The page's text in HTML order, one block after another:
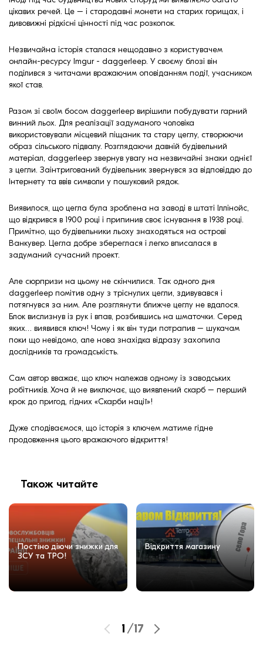
Клінкерная плитка
Будівельні суміші
цікавих речей. Це – і стародавні монети на старих горищах, і
дивовижні рідкісні цінності під час розкопок.
Незвичайна історія сталася нещодавно з користувачем
онлайн-ресурсу Imgur - daggerleep. У своєму блозі він
поділився з читачами вражаючим оповіданням події, учасником
якої став.
Разом зі своїм босом daggerleep вирішили побудувати гарний
винний льох. Для реалізації задуманого чоловіка
використовували місцевий піщаник та стару цеглу, створюючи
образ сільського підвалу. Розглядаючи давній будівельний
матеріал, daggerleep звернув увагу на незвичайні знаки однієї
з цегли. Заінтригований будівельник звернувся за відповіддю до
Інтернету та ввів символи у пошуковий рядок.
Виявилося, що цегла була зроблена на заводі в штаті Іллінойс,
що відкрився в 1900 році і припинив своє існування в 1938 році.
Примітно, що будівельники льоху знаходяться на острові
Ванкувер. Цегла добре збереглася і легко вписалася в
задуманий сучасний проект.
Але сюрпризи на цьому не скінчилися. Так одного дня
daggerleep помітив одну з тріснулих цегли, здивувався і
потягнувся за ним. Але розглянути ближче цеглу не вдалося.
Блок вислизнув із рук і впав, розбившись на шматочки. Серед
яких… виявився ключ! Чому і як він туди потрапив – шукачам
поки що невідомо, але нова знахідка відразу захопила
дослідників та громадськість.
Сам автор вважає, що ключ належав одному із заводських
робітників. Хоча й не виключає, що виявлений скарб – перший
крок до пригод, гідних «Скарби нації»!
Дуже сподіваємося, що історія з ключем матиме гідне
продовження цього вражаючого відкриття!
Також читайте
Постіно діючи знижки для
ЗСУ та ТРО!
Відкриття магазину
1 /17